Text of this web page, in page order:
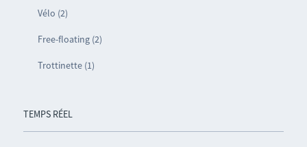
Vélo (2)
Free-floating (2)
Trottinette (1)
TEMPS RÉEL